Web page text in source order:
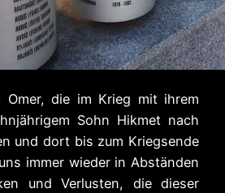
Omer, die im Krieg mit ihrem
Sohn Hikmet nach
und dort bis zum Kriegsende
immer wieder in Abständen
und Verlusten, die dieser